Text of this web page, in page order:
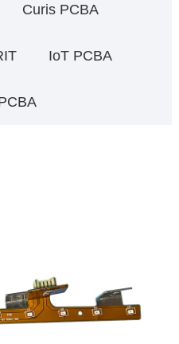
Curis PCBA
IoT PCBA